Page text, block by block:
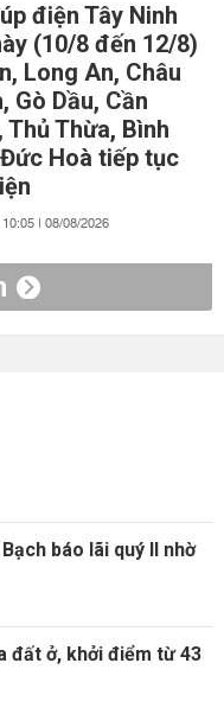
điện Tây Ninh
(10/8 đến 12/8)
Long An, Châu
Gò Dầu, Cần
Thủ Thừa, Bình
Hoà tiếp tục
10:05 | 08/08/2026
báo lãi quý II nhờ
đất ở, khởi điểm từ 43